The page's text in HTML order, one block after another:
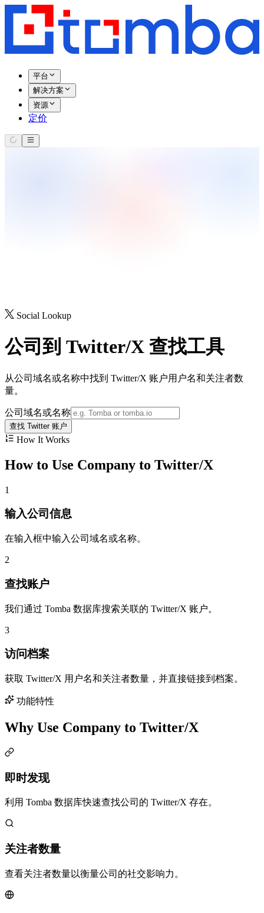
平台
解决方案
资源
定价
Social Lookup
公司到 Twitter/X 查找工具
从公司域名或名称中找到 Twitter/X 账户用户名和关注者数
量。
公司域名或名称
查找 Twitter 账户
How It Works
How to Use Company to Twitter/X
1
输入公司信息
在输入框中输入公司域名或名称。
2
查找账户
我们通过 Tomba 数据库搜索关联的 Twitter/X 账户。
3
访问档案
获取 Twitter/X 用户名和关注者数量，并直接链接到档案。
功能特性
Why Use Company to Twitter/X
即时发现
利用 Tomba 数据库快速查找公司的 Twitter/X 存在。
关注者数量
查看关注者数量以衡量公司的社交影响力。